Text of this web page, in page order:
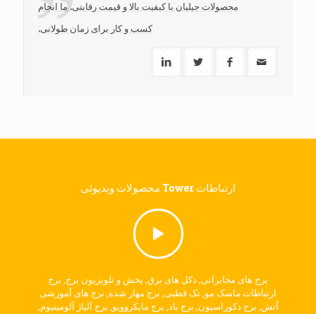
محصولات جیلیان با کیفیت بالا و قیمت رقابتی. ما انجام
کسب و کار برای زمان طولانی.
ارتباطات Tower محصولات ویدیوئی
برج های مخابراتی, دکل های برق, پخش و تلویزیون برج, برج
ارتباطات ماسک مو, تک قطبی, برج مهار شده, برج های آموزشی
آتش, برج دکوراسیون, برج باد, برج مایکروویو, برج آلیاژ آلومینیوم,